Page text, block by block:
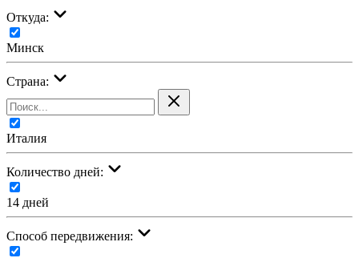
Откуда:
Минск
Страна:
Италия
Количество дней:
14 дней
Cпособ передвижения: